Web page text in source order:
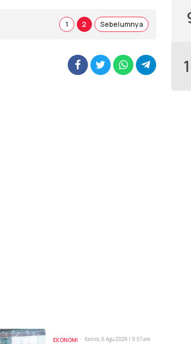
1 2 Sebelumnya
EKONOMI Kamis, 6 Agu 2026 | 9:57 am